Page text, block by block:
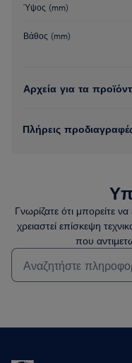
Ύψος (mm)
Βάθος (mm)
Αρχεία για τα
Πλήρεις
Γνωρίζατε ότι μπορείτε
χρειαστεί επίσκεψη
που
Τύπος για αναζήτηση άρθρων